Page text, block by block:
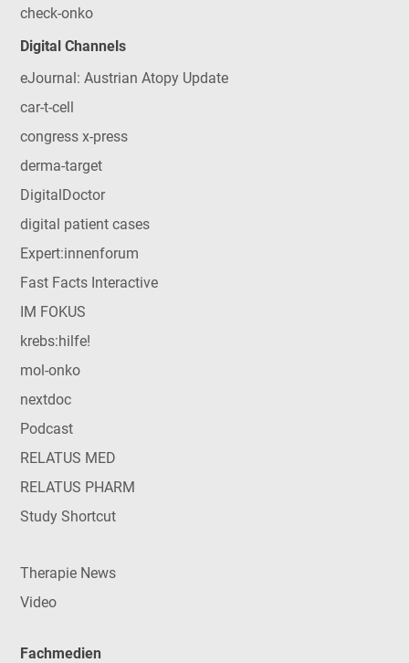
check-onko
Digital Channels
eJournal: Austrian Atopy Update
car-t-cell
congress x-press
derma-target
DigitalDoctor
digital patient cases
Expert:innenforum
Fast Facts Interactive
IM FOKUS
krebs:hilfe!
mol-onko
nextdoc
Podcast
RELATUS MED
RELATUS PHARM
Study Shortcut
Therapie News
Video
Fachmedien